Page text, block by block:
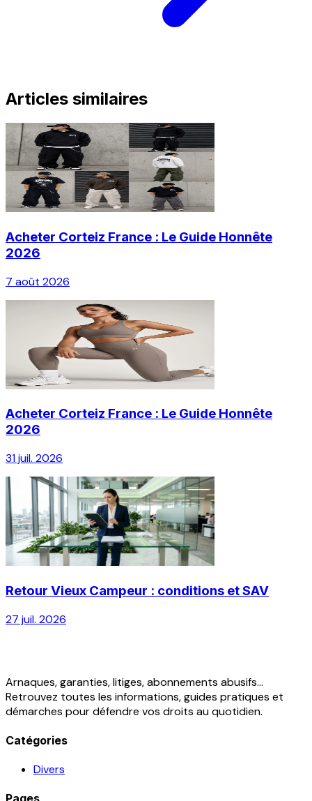
Articles similaires
Acheter Corteiz France : Le Guide Honnête
2026
7 août 2026
Acheter Corteiz France : Le Guide Honnête
2026
31 juil. 2026
Retour Vieux Campeur : conditions et SAV
27 juil. 2026
Arnaques, garanties, litiges, abonnements abusifs...
Retrouvez toutes les informations, guides pratiques et
démarches pour défendre vos droits au quotidien.
Catégories
Divers